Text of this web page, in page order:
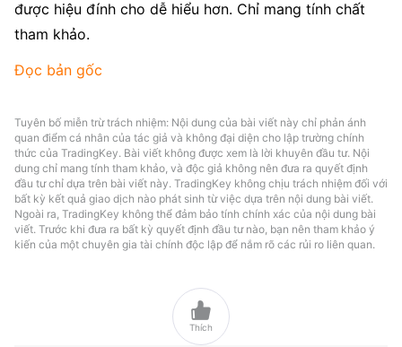
được hiệu đính cho dễ hiểu hơn. Chỉ mang tính chất
tham khảo.
Đọc bản gốc
Tuyên bố miễn trừ trách nhiệm: Nội dung của bài viết này chỉ phản ánh
quan điểm cá nhân của tác giả và không đại diện cho lập trường chính
thức của TradingKey. Bài viết không được xem là lời khuyên đầu tư. Nội
dung chỉ mang tính tham khảo, và độc giả không nên đưa ra quyết định
đầu tư chỉ dựa trên bài viết này. TradingKey không chịu trách nhiệm đối với
bất kỳ kết quả giao dịch nào phát sinh từ việc dựa trên nội dung bài viết.
Ngoài ra, TradingKey không thể đảm bảo tính chính xác của nội dung bài
viết. Trước khi đưa ra bất kỳ quyết định đầu tư nào, bạn nên tham khảo ý
kiến của một chuyên gia tài chính độc lập để nắm rõ các rủi ro liên quan.

Thích